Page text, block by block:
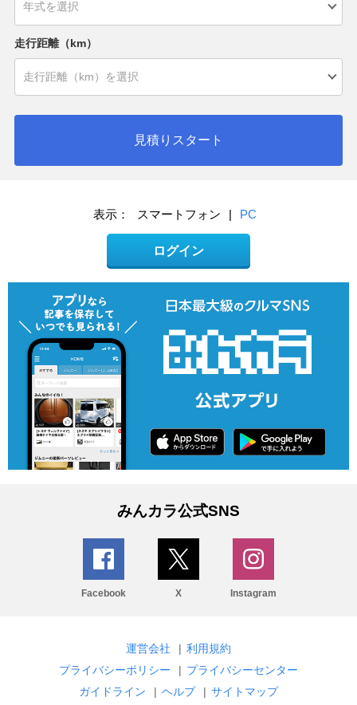
走行距離（km）
見積りスタート
表示： スマートフォン PC
ログイン
みんカラ公式SNS
Facebook X Instagram
運営会社 | 利用規約
プライバシーポリシー
| プライバシーセンター
ガイドライン
| ヘルプ | サイトマップ